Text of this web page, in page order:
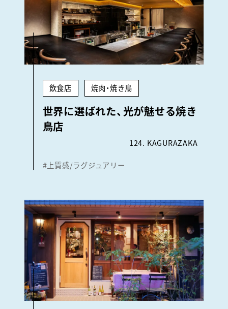
飲食店 焼肉・焼き鳥
世界に選ばれた、光が魅せる焼き
鳥店
124. KAGURAZAKA
#上質感/ラグジュアリー